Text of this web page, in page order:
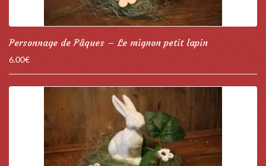
Personnage de Pâques – Le mignon petit lapin
6.00€